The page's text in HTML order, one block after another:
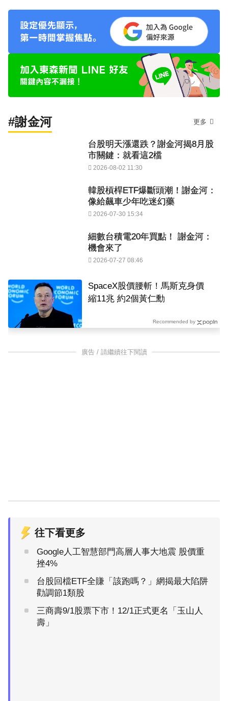
#謝金河 更多
台股明天漲還跌？謝金河揭8月股
市關鍵：就看這2檔
2026-08-02 11:30
韓股槓桿ETF爆斷頭潮！謝金河：
像給飆車少年吃迷幻藥
2026-07-30 15:34
細數台積電20年買點！ 謝金河：
機會來了
2026-07-27 08:46
SpaceX股價腰斬！馬斯克身價
縮11兆 約2個黃仁勳
Recommended by
廣告 / 請繼續往下閱讀
往下看更多
Google人工智慧部門高層人事大地震 股價重
挫4%
台股回檔ETF全賺「該跑嗎？」網揭最大陷阱
勸調節1類股
三商壽9/1股票下市！12/1正式更名「玉山人
壽」